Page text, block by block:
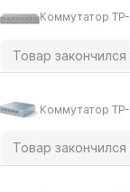
Коммутатор
Товар закончился
Коммутатор
Товар закончился